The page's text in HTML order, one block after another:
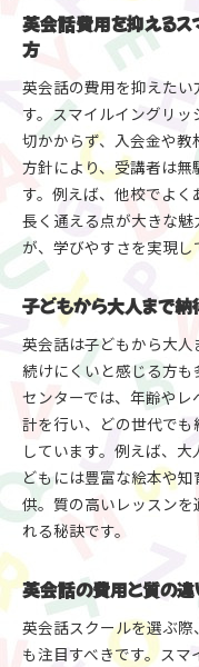
選ぶ
スマイルイング
明瞭会計と
フィードバ
スマイルイン
ートによる
授業料以外
リラックス
岐阜市で大
大人初心者に最適
大人初心者
コーヒーを
初心者が続
シュセンタ
安心の明瞭
英会話 岐阜
教育サポー
子どもから大人ま
英会話を楽
ンターの工夫
子どもも大
英会話 岐阜
英会話費用を抑えるス
方
英会話の費用を抑えた
す。スマイルイングリ
切かからず、入会金や
方針により、受講者は
す。例えば、他校でよく
長く通える点が大きな
が、学びやすさを実現し
子どもから大人まで
英会話は子どもから大
続けにくいと感じる方
センターでは、年齢や
計を行い、どの世代で
しています。例えば、
どもには豊富な絵本や
供。質の高いレッスン
れる秘訣です。
英会話の費用と質の違
英会話スクールを選ぶ
も注目すべきです。ス